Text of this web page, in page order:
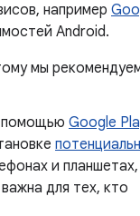
например
Android.
мы
помощью Google
и планшетах,
для тех, кто